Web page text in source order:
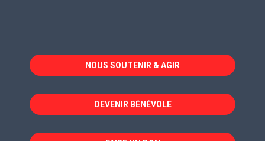
dans
une
fenêtre
dans
une
fenêtre
dans
une
fenêtre
NOUS SOUTENIR & AGIR
DEVENIR BÉNÉVOLE